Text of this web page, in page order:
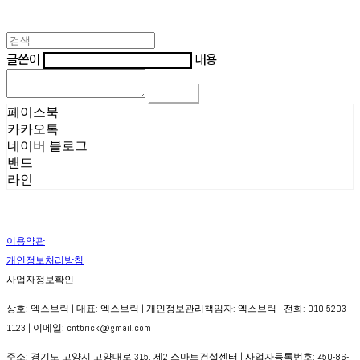
글쓴이 내용
페이스북
카카오톡
네이버 블로그
밴드
라인
이용약관
개인정보처리방침
사업자정보확인
상호: 엑스브릭 | 대표: 엑스브릭 | 개인정보관리책임자: 엑스브릭 | 전화: 010-5203-
1123 | 이메일: cntbrick@gmail.com
주소: 경기도 고양시 고양대로 315, 제2 스마트건설센터 | 사업자등록번호: 450-86-